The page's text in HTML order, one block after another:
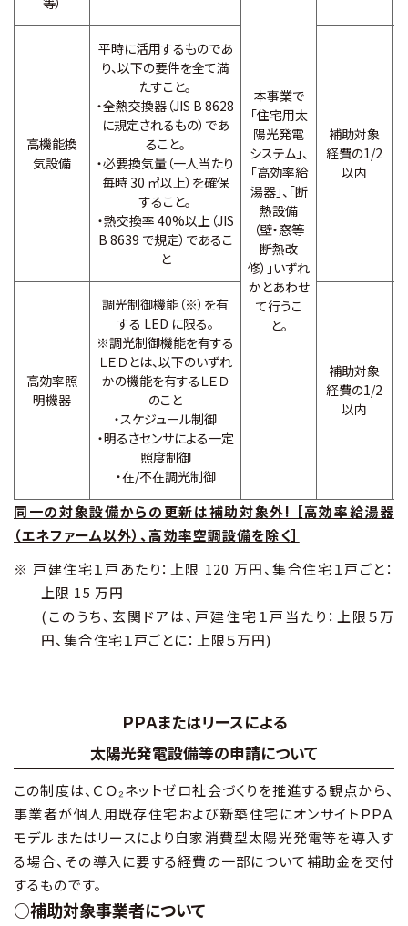
本事業で
「住宅用太
陽光発電
システム」、
「高効率給
湯器」、「断
熱設備
（壁・窓等
断熱改
修）」いずれ
かとあわせ
て行うこ
と。
高機能換
気設備
平時に活用するものであ
り、以下の要件を全て満
たすこと。
・全熱交換器（JIS B 8628
に規定されるもの）であ
ること。
・必要換気量（一人当たり
毎時 30 ㎥以上）を確保
すること。
・熱交換率 40%以上（JIS
B 8639 で規定）であるこ
と
補助対象
経費の1/2
以内
高効率照
明機器
調光制御機能（※）を有
する LED に限る。
※調光制御機能を有する
ＬＥＤとは、以下のいずれ
かの機能を有するＬＥＤ
のこと
・スケジュール制御
・明るさセンサによる一定
照度制御
・在/不在調光制御
補助対象
経費の1/2
以内
同一の対象設備からの更新は補助対象外! ［高効率給湯器
（エネファーム以外）、高効率空調設備を除く］
※ 戸建住宅１戸あたり：上限 120 万円、集合住宅１戸ごと：
上限 15 万円
(このうち、玄関ドアは、戸建住宅１戸当たり：上限５万
円、集合住宅１戸ごとに：上限５万円)
ＰＰＡまたはリースによる
太陽光発電設備等の申請について
この制度は、ＣＯ₂ネットゼロ社会づくりを推進する観点から、
事業者が個人用既存住宅および新築住宅にオンサイトＰＰＡ
モデルまたはリースにより自家消費型太陽光発電等を導入す
る場合、その導入に要する経費の一部について補助金を交付
するものです。
○補助対象事業者について